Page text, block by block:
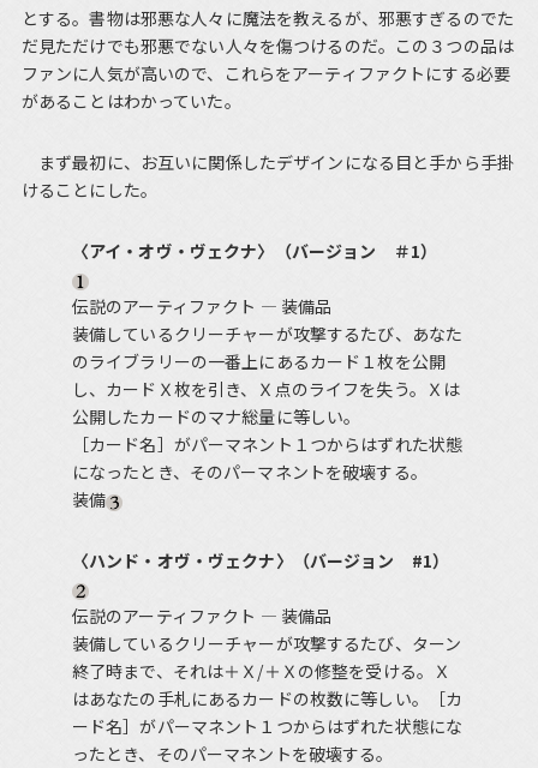
とする。書物は邪悪な人々に魔法を教えるが、邪悪すぎるのでた
だ見ただけでも邪悪でない人々を傷つけるのだ。この３つの品は
ファンに人気が高いので、これらをアーティファクトにする必要
があることはわかっていた。
まず最初に、お互いに関係したデザインになる目と手から手掛
けることにした。
〈アイ・オヴ・ヴェクナ〉（バージョン ＃1）
伝説のアーティファクト ― 装備品
装備しているクリーチャーが攻撃するたび、あなた
のライブラリーの一番上にあるカード１枚を公開
し、カードＸ枚を引き、Ｘ点のライフを失う。Ｘは
公開したカードのマナ総量に等しい。
［カード名］がパーマネント１つからはずれた状態
になったとき、そのパーマネントを破壊する。
装備
〈ハンド・オヴ・ヴェクナ〉（バージョン #1）
伝説のアーティファクト ― 装備品
装備しているクリーチャーが攻撃するたび、ターン
終了時まで、それは＋Ｘ/＋Ｘの修整を受ける。Ｘ
はあなたの手札にあるカードの枚数に等しい。［カ
ード名］がパーマネント１つからはずれた状態にな
ったとき、そのパーマネントを破壊する。